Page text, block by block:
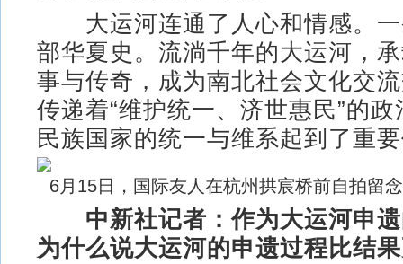
大运河连通了人心和情感。一
部华夏史。流淌千年的大运河，
事与传奇，成为南北社会文化交
传递着“维护统一、济世惠民”的
民族国家的统一与维系起到了重
6月15日，国际友人在杭州拱宸桥前自拍留
中新社记者：作为大运河申
为什么说大运河的申遗过程比结